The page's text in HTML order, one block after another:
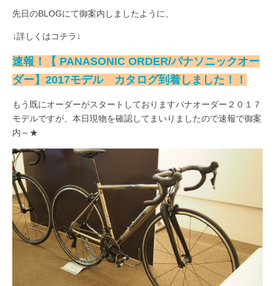
先日のBLOGにて御案内しましたように、
↓詳しくはコチラ↓
速報！【 PANASONIC ORDER/パナソニックオー
ダー】2017モデル カタログ到着しました！！
もう既にオーダーがスタートしておりますパナオーダー２０１７
モデルですが、本日現物を確認してまいりましたので速報で御案
内～★